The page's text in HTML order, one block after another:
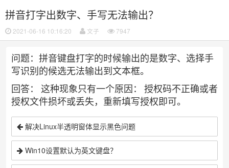
拼音打字出数字、手写无法输出？
2021-06-16 10:16:20 文子 7947
问题：拼音键盘打字的时候输出的是数字、选择手
写识别的候选无法输出到文本框。
回答：
这种现象只有一个原因：
授权码不正确或者
授权文件损坏或丢失，重新填写授权即可。
解决Linux半透明窗体显示黑色问题
Win10设置默认为英文键盘？